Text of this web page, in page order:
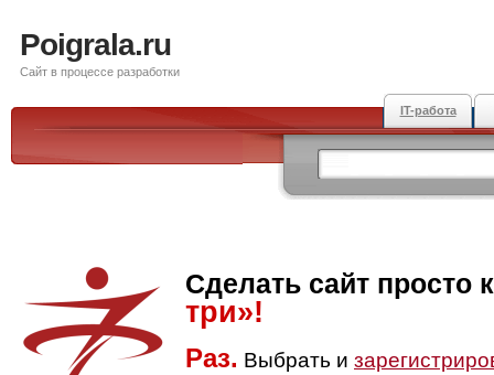
Poigrala.ru
Сайт в процессе разработки
IT-работа
Сделать сайт просто
три»!
Раз. Выбрать и